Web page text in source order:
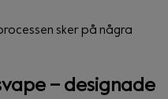
sker på några
– designade